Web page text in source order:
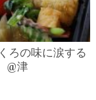
ろの味に涙する
@津